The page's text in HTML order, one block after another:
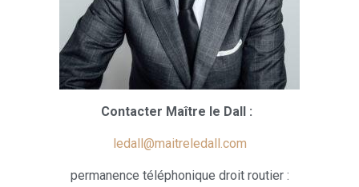
Contacter Maître le Dall :
ledall@maitreledall.com
permanence téléphonique droit routier :